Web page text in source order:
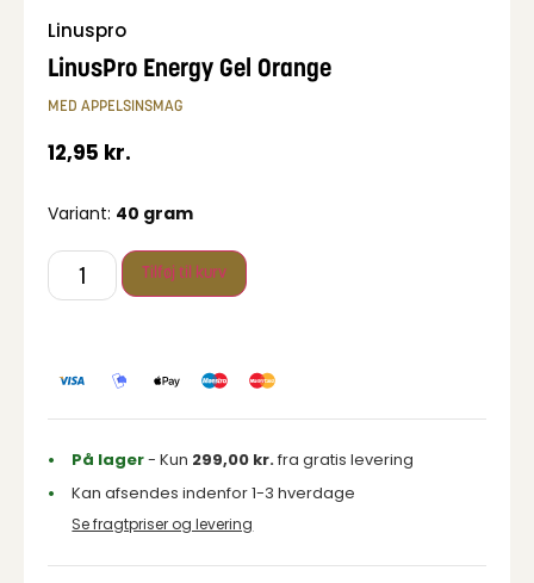
Linuspro
LinusPro Energy Gel Orange
MED APPELSINSMAG
12,95 kr.
Variant: 40 gram
Tilføj til kurv
På lager- Kun 299,00 kr.fra gratis levering
Kan afsendes indenfor 1-3 hverdage
Se fragtpriser og levering